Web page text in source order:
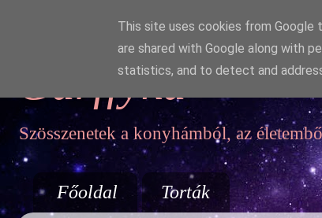
Garffyka
Szösszenetek a konyhámból, az
Főoldal Torták
This site uses cookies from Google
are shared with Google along with
statistics, and to detect and